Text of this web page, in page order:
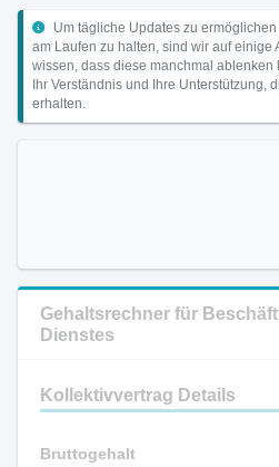
Um tägliche Updates zu
am Laufen zu halten, sind wir auf einige
wissen, dass diese manchmal ablenken
Ihr Verständnis und Ihre Unterstützung,
erhalten.
Gehaltsrechner für
Dienstes
Kollektivvertrag Details
Bruttogehalt